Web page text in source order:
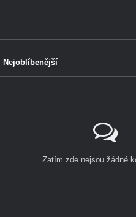
Nejoblíbenější
Zatím zde nejsou žádné